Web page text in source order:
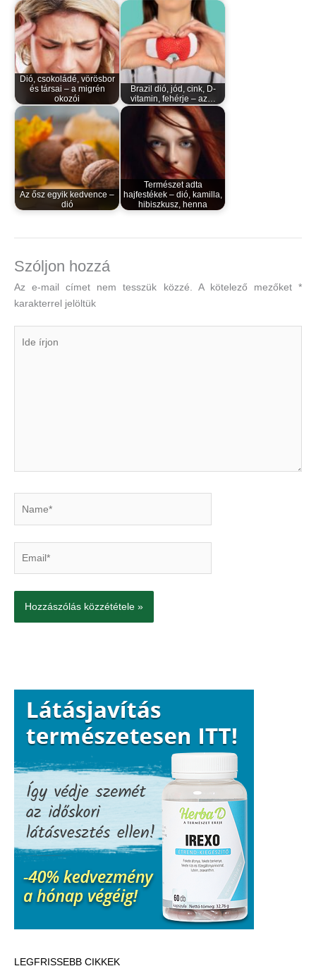
Dió, csokoládé, vörösbor
és társai – a migrén
okozói
Brazil dió, jód, cink, D-
vitamin, fehérje – az…
Az ősz egyik kedvence –
dió
Természet adta
hajfestékek – dió, kamilla,
hibiszkusz, henna
Szóljon hozzá
Az e-mail címet nem tesszük közzé. A kötelező mezőket*
karakterrel jelöltük
LEGFRISSEBB CIKKEK